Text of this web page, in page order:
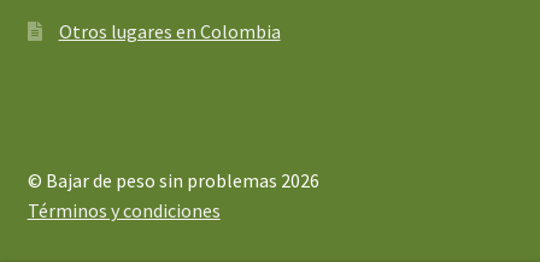
Otros lugares en Colombia
© Bajar de peso sin problemas 2026
Términos y condiciones